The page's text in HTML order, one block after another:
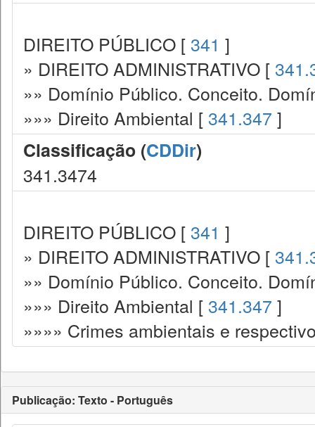
DIREITO PÚBLICO [ 341 ]
» DIREITO ADMINISTRATIVO [
»» Domínio Público. Conceito.
»»» Direito Ambiental [ 341.347 ]
Classificação (CDDir)
341.3474
DIREITO PÚBLICO [ 341 ]
» DIREITO ADMINISTRATIVO [
»» Domínio Público. Conceito.
»»» Direito Ambiental [ 341.347 ]
»»»» Crimes ambientais e
Publicação: Texto - Português